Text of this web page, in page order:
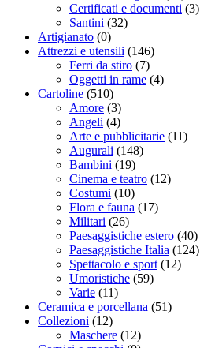
Certificati e documenti (3)
Santini (32)
Artigianato (0)
Attrezzi e utensili (146)
Ferri da stiro (7)
Oggetti in rame (4)
Cartoline (510)
Amore (3)
Angeli (4)
Arte e pubblicitarie (11)
Augurali (148)
Bambini (19)
Cinema e teatro (12)
Costumi (10)
Flora e fauna (17)
Militari (26)
Paesaggistiche estero (40)
Paesaggistiche Italia (124)
Spettacolo e sport (12)
Umoristiche (59)
Varie (11)
Ceramica e porcellana (51)
Collezioni (12)
Maschere (12)